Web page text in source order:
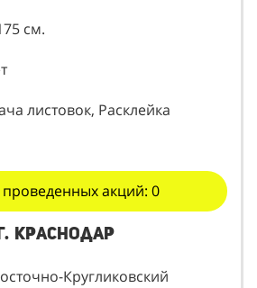
см.
листовок, Расклейка
акций: 0
Краснодар
Кругликовский